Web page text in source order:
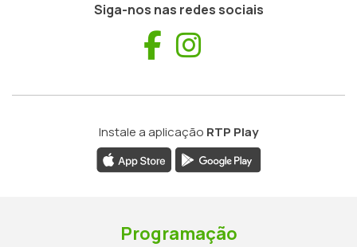
Siga-nos nas redes sociais
Facebook
Instale a aplicação RTP Play
Programação